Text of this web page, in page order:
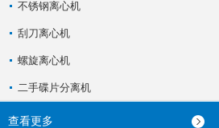
不锈钢离心机
刮刀离心机
螺旋离心机
二手碟片分离机
查看更多